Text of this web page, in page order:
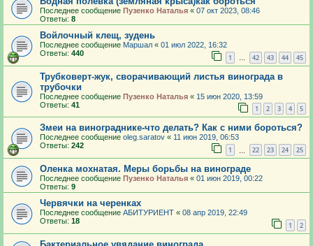
Последнее сообщение Пузенко Наталья « 07 окт 2023, 08:46
Ответы: 8
Войлочный клещ, зудень
Последнее сообщение Маршал « 01 июл 2022, 16:32
Ответы: 440 1 … 42 43 44 45
Трубковерт-жук, сворачивающий листья винограда в
трубочки
Последнее сообщение Пузенко Наталья « 15 июн 2020, 13:59
Ответы: 41 1 2 3 4 5
Змеи на винограднике-что делать? Как с ними бороться?
Последнее сообщение oleg.saratov « 11 июн 2019, 06:53
Ответы: 242 1 22 23 24 25
Оленка мохнатая. Меры борьбы на винограде
Последнее сообщение Пузенко Наталья « 01 июн 2019, 00:22
Ответы: 9
Червячки на черенках
Последнее сообщение АБИТУРИЕНТ « 08 апр 2019, 22:49
Ответы: 18 1 2